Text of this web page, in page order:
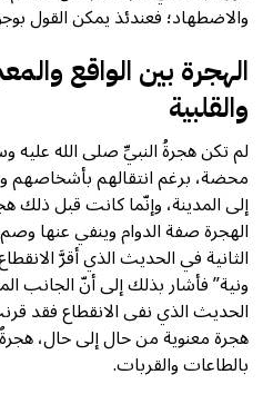
والاضطهاد؛ فعندئذ يمكن القول
الهجرة بين الواقع
والقلبية
لم تكن هجرةُ النبيِّ صلى الله
محضة، برغم انتقالهم
إلى المدينة، وإنّما كانت قبل ذلك
الهجرة صفة الدوام وينفي عنها
الثانية في الحديث الذي أقرَّ
ونية” فأشار بذلك إلى أنّ الجانب
الحديث الذي نفى الانقطاع فقد
هجرة معنوية من حال إلى حال،
بالطاعات والقربات.